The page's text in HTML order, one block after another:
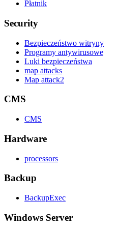
Płatnik
Security
Bezpieczeństwo witryny
Programy antywirusowe
Luki bezpieczeństwa
map attacks
Map attack2
CMS
CMS
Hardware
processors
Backup
BackupExec
Windows Server